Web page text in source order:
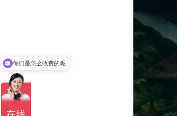
现在有优惠活动吗